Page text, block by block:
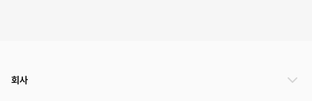
회사